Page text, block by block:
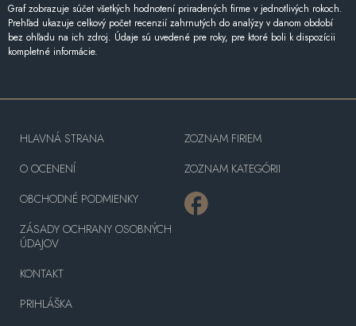
Graf zobrazuje súčet všetkých hodnotení priradených firme v jednotlivých rokoch.
Prehľad ukazuje celkový počet recenzií zahrnutých do analýzy v danom období
bez ohľadu na ich zdroj. Údaje sú uvedené pre roky, pre ktoré boli k dispozícii
kompletné informácie.
HLAVNÁ STRANA
O OCENENÍ
OBCHODNÉ PODMIENKY
ZÁSADY OCHRANY OSOBNÝCH
ÚDAJOV
KONTAKT
PRIHLÁŠKA
ZOZNAM FIRIEM
ZOZNAM KATEGÓRII